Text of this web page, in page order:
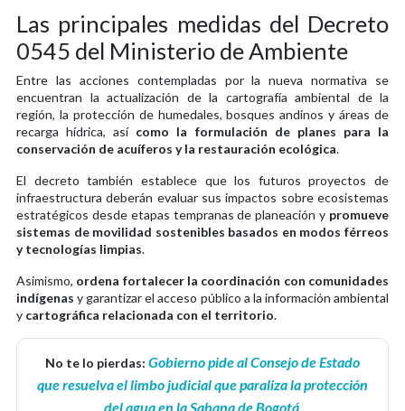
Las principales medidas del Decreto
0545 del Ministerio de Ambiente
Entre las acciones contempladas por la nueva normativa se
encuentran la actualización de la cartografía ambiental de la
región, la protección de humedales, bosques andinos y áreas de
recarga hídrica, así como la formulación de planes para la
conservación de acuíferos y la restauración ecológica.
El decreto también establece que los futuros proyectos de
infraestructura deberán evaluar sus impactos sobre ecosistemas
estratégicos desde etapas tempranas de planeación y promueve
sistemas de movilidad sostenibles basados en modos férreos
y tecnologías limpias.
Asimismo, ordena fortalecer la coordinación con comunidades
indígenas y garantizar el acceso público a la información ambiental
y cartográfica relacionada con el territorio.
No te lo pierdas: Gobierno pide al Consejo de Estado
que resuelva el limbo judicial que paraliza la protección
del agua en la Sabana de Bogotá